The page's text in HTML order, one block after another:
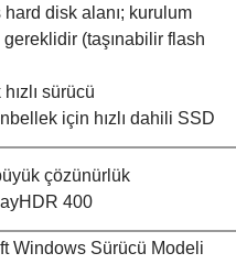
disk alanı; kurulum
gereklidir (taşınabilir flash
sürücü
için hızlı dahili SSD
çözünürlük
400
Windows Sürücü Modeli